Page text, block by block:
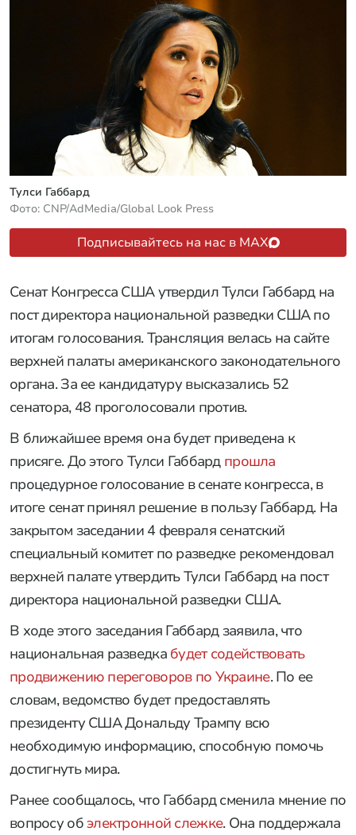
Тулси Габбард
Фото: CNP/AdMedia/Global Look Press
Подписывайтесь на нас в MAX
Сенат Конгресса США утвердил Тулси Габбард на
пост директора национальной разведки США по
итогам голосования. Трансляция велась на сайте
верхней палаты американского законодательного
органа. За ее кандидатуру высказались 52
сенатора, 48 проголосовали против.
В ближайшее время она будет приведена к
присяге. До этого Тулси Габбард прошла
процедурное голосование в сенате конгресса, в
итоге сенат принял решение в пользу Габбард. На
закрытом заседании 4 февраля сенатский
специальный комитет по разведке рекомендовал
верхней палате утвердить Тулси Габбард на пост
директора национальной разведки США.
В ходе этого заседания Габбард заявила, что
национальная разведка будет содействовать
продвижению переговоров по Украине. По ее
словам, ведомство будет предоставлять
президенту США Дональду Трампу всю
необходимую информацию, способную помочь
достигнуть мира.
Ранее сообщалось, что Габбард сменила мнение по
вопросу обэлектронной слежке. Она поддержала